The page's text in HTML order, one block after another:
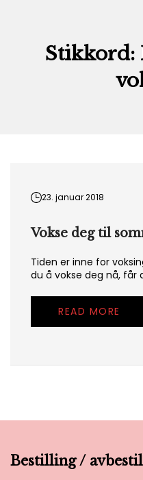
Stikkord:
23. januar 2018
Vokse deg til
Tiden er inne for
du å vokse deg nå,
READ MORE
Bestilling /